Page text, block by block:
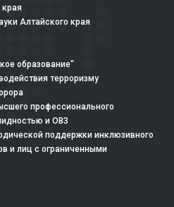
края
Алтайского края
образование"
терроризму
профессионального
и ОВЗ
поддержки инклюзивного
и лиц с ограниченными